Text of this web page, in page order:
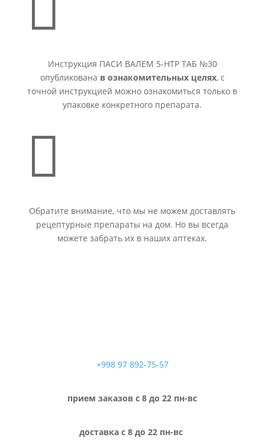
Инструкция ПАСИ ВАЛЕМ 5-HTP ТАБ №30
опубликована в ознакомительных целях, с
точной инструкцией можно ознакомиться только в
упаковке конкретного препарата.

Обратите внимание, что мы не можем доставлять
рецептурные препараты на дом. Но вы всегда
можете забрать их в наших аптеках.
+998 97 892-75-57
прием заказов с 8 до 22 пн-вс
доставка с 8 до 22 пн-вс